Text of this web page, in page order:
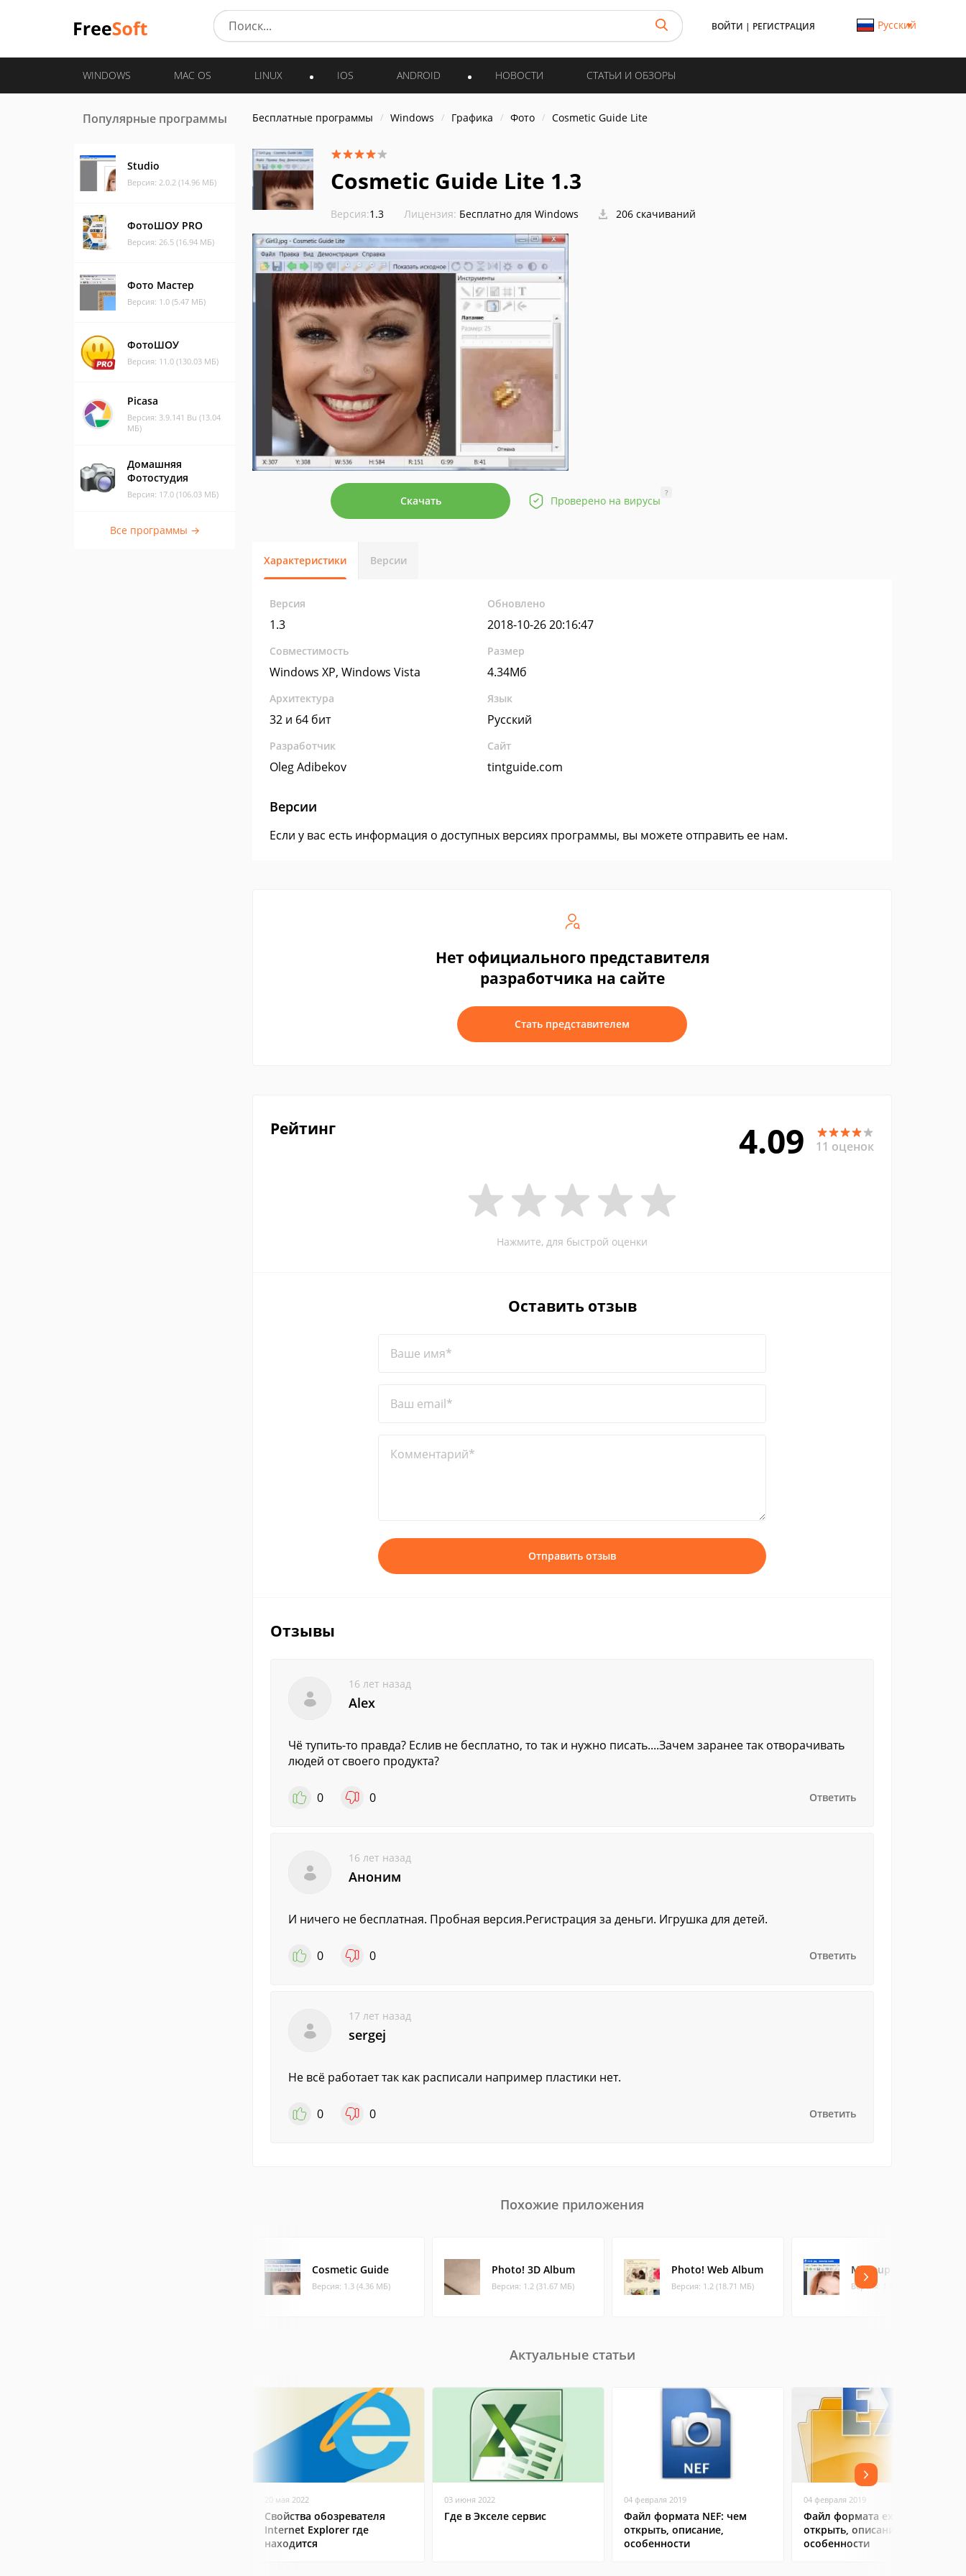
ВОЙТИ | РЕГИСТРАЦИЯ Русский
WINDOWS MAC OS LINUX IOS ANDROID НОВОСТИ СТАТЬИ И ОБЗОРЫ
Популярные программы
Studio
Версия: 2.0.2 (14.96 МБ)
ФотоШОУ PRO
Версия: 26.5 (16.94 МБ)
Фото Мастер
Версия: 1.0 (5.47 МБ)
ФотоШОУ
Версия: 11.0 (130.03 МБ)
Picasa
Версия: 3.9.141 Bu (13.04
МБ)
Домашняя
Фотостудия
Версия: 17.0 (106.03 МБ)
Все программы →
Бесплатные программы Windows Графика Фото Cosmetic Guide Lite
Cosmetic Guide Lite 1.3
Версия:1.3 Лицензия: Бесплатно для Windows 206 скачиваний
Скачать Проверено на вирусы
?
Характеристики Версии
Версия
1.3
Обновлено
2018-10-26 20:16:47
Совместимость
Windows XP, Windows Vista
Размер
4.34Мб
Архитектура
32 и 64 бит
Язык
Русский
Разработчик
Oleg Adibekov
Сайт
tintguide.com
Версии
Если у вас есть информация о доступных версиях программы, вы можете отправить ее нам.
Нет официального представителя
разработчика на сайте
Стать представителем
Рейтинг 4.09 11 оценок
Нажмите, для быстрой оценки
Оставить отзыв
Ваше имя*
Ваш email*
Комментарий*
Отправить отзыв
Отзывы
16 лет назад
Alex
Чё тупить-то правда? Еслив не бесплатно, то так и нужно писать....Зачем заранее так отворачивать
людей от своего продукта?
0 0 Ответить
16 лет назад
Аноним
И ничего не бесплатная. Пробная версия.Регистрация за деньги. Игрушка для детей.
0 0 Ответить
17 лет назад
sergej
Не всё работает так как расписали например пластики нет.
0 0 Ответить
Похожие приложения
Cosmetic Guide
Версия: 1.3 (4.36 МБ)
Photo! 3D Album
Версия: 1.2 (31.67 МБ)
Photo! Web Album
Версия: 1.2 (18.71 МБ)
Makeup Guide
Версия: 1.1 (3.85 МБ)
Актуальные статьи
20 мая 2022
Свойства обозревателя
Internet Explorer где
находится
03 июня 2022
Где в Экселе сервис
04 февраля 2019
Файл формата NEF: чем
открыть, описание,
особенности
04 февраля 2019
Файл формата exe: чем
открыть, описание,
особенности